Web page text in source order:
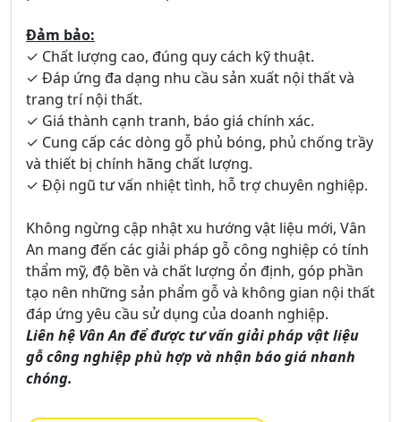
Đảm bảo:
✓ Chất lượng cao, đúng quy cách kỹ thuật.
✓ Đáp ứng đa dạng nhu cầu sản xuất nội thất và
trang trí nội thất.
✓ Giá thành cạnh tranh, báo giá chính xác.
✓ Cung cấp các dòng gỗ phủ bóng, phủ chống trầy
và thiết bị chính hãng chất lượng.
✓ Đội ngũ tư vấn nhiệt tình, hỗ trợ chuyên nghiệp.
Không ngừng cập nhật xu hướng vật liệu mới, Vân
An mang đến các giải pháp gỗ công nghiệp có tính
thẩm mỹ, độ bền và chất lượng ổn định, góp phần
tạo nên những sản phẩm gỗ và không gian nội thất
đáp ứng yêu cầu sử dụng của doanh nghiệp.
Liên hệ Vân An để được tư vấn giải pháp vật liệu
gỗ công nghiệp phù hợp và nhận báo giá nhanh
chóng.